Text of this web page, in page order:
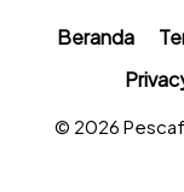
Beranda
© 2026